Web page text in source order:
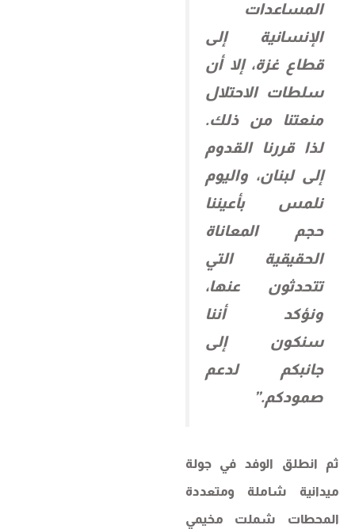
المساعدات
الإنسانية إلى
قطاع غزة، إلا أن
سلطات الاحتلال
منعتنا من ذلك.
لذا قررنا القدوم
إلى لبنان، واليوم
نلمس بأعيننا
حجم المعاناة
الحقيقية التي
تتحدثون عنها،
ونؤكد أننا
سنكون إلى
جانبكم لدعم
صمودكم.”
ثم انطلق الوفد في جولة
ميدانية شاملة ومتعددة
المحطات شملت مخيمي